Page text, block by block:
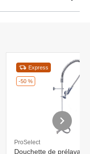
-50 %
Express
ProSelect
Douchette de prélavage